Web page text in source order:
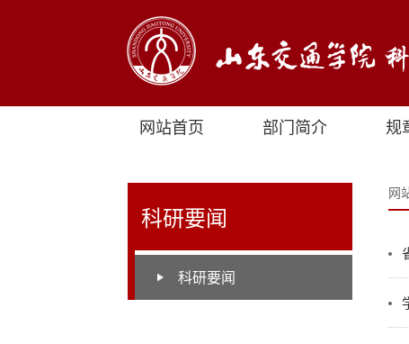
网站首页 部门简介 规
科研要闻
科研要闻
网